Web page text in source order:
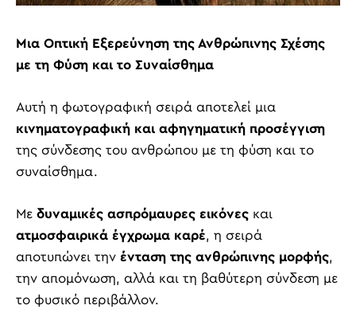
Μια Οπτική Εξερεύνηση της Ανθρώπινης Σχέσης
με τη Φύση και το Συναίσθημα
Αυτή η φωτογραφική σειρά αποτελεί μια
κινηματογραφική και αφηγηματική προσέγγιση
της σύνδεσης του ανθρώπου με τη φύση και το
συναίσθημα.
Με δυναμικές ασπρόμαυρες εικόνες και
ατμοσφαιρικά έγχρωμα καρέ, η σειρά
αποτυπώνει την ένταση της ανθρώπινης μορφής,
την απομόνωση, αλλά και τη βαθύτερη σύνδεση με
το φυσικό περιβάλλον.